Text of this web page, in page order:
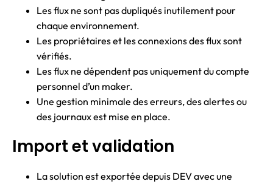
Les flux ne sont pas dupliqués inutilement pour
chaque environnement.
Les propriétaires et les connexions des flux sont
vérifiés.
Les flux ne dépendent pas uniquement du compte
personnel d’un maker.
Une gestion minimale des erreurs, des alertes ou
des journaux est mise en place.
Import et validation
La solution est exportée depuis DEV avec une